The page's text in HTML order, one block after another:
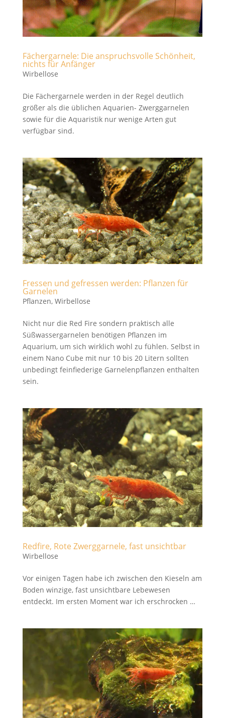
Fächergarnele: Die anspruchsvolle Schönheit,
nichts für Anfänger
Wirbellose
Die Fächergarnele werden in der Regel deutlich
größer als die üblichen Aquarien- Zwerggarnelen
sowie für die Aquaristik nur wenige Arten gut
verfügbar sind.
Fressen und gefressen werden: Pflanzen für
Garnelen
Pflanzen, Wirbellose
Nicht nur die Red Fire sondern praktisch alle
Süßwassergarnelen benötigen Pflanzen im
Aquarium, um sich wirklich wohl zu fühlen. Selbst in
einem Nano Cube mit nur 10 bis 20 Litern sollten
unbedingt feinfiederige Garnelenpflanzen enthalten
sein.
Redfire, Rote Zwerggarnele, fast unsichtbar
Wirbellose
Vor einigen Tagen habe ich zwischen den Kieseln am
Boden winzige, fast unsichtbare Lebewesen
entdeckt. Im ersten Moment war ich erschrocken …